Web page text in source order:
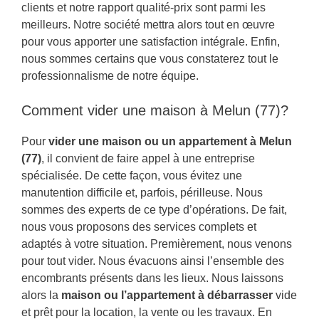
clients et notre rapport qualité-prix sont parmi les
meilleurs. Notre société mettra alors tout en œuvre
pour vous apporter une satisfaction intégrale. Enfin,
nous sommes certains que vous constaterez tout le
professionnalisme de notre équipe.
Comment vider une maison à Melun (77)?
Pour vider une maison ou un appartement à Melun
(77), il convient de faire appel à une entreprise
spécialisée. De cette façon, vous évitez une
manutention difficile et, parfois, périlleuse. Nous
sommes des experts de ce type d’opérations. De fait,
nous vous proposons des services complets et
adaptés à votre situation. Premièrement, nous venons
pour tout vider. Nous évacuons ainsi l’ensemble des
encombrants présents dans les lieux. Nous laissons
alors la maison ou l’appartement à débarrasser vide
et prêt pour la location, la vente ou les travaux. En